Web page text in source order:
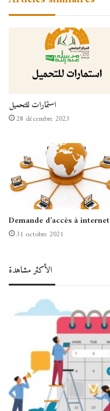
استمارات للتحميل
28 décembre 2023
Demande d’accès à internet
31 octobre 2021
الأكثر مشاهدة